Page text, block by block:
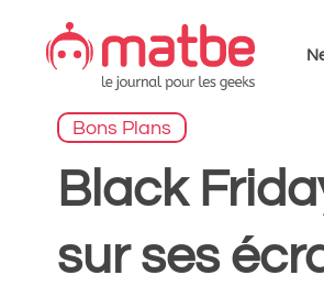
contenu
Bons Plans
Black
sur ses